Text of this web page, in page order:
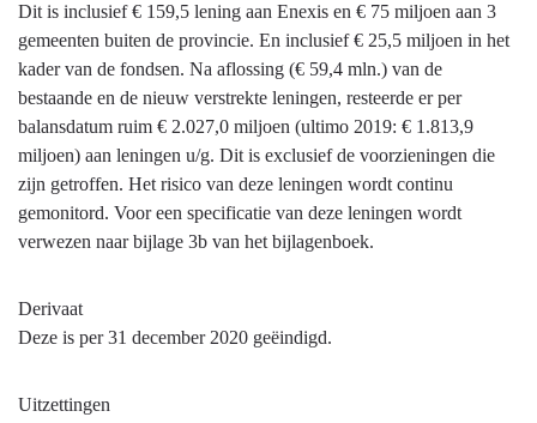
Dit is inclusief € 159,5 lening aan Enexis en € 75 miljoen aan 3
gemeenten buiten de provincie. En inclusief € 25,5 miljoen in het
kader van de fondsen. Na aflossing (€ 59,4 mln.) van de
bestaande en de nieuw verstrekte leningen, resteerde er per
balansdatum ruim € 2.027,0 miljoen (ultimo 2019: € 1.813,9
miljoen) aan leningen u/g. Dit is exclusief de voorzieningen die
zijn getroffen. Het risico van deze leningen wordt continu
gemonitord. Voor een specificatie van deze leningen wordt
verwezen naar bijlage 3b van het bijlagenboek.
Derivaat
Deze is per 31 december 2020 geëindigd.
Uitzettingen